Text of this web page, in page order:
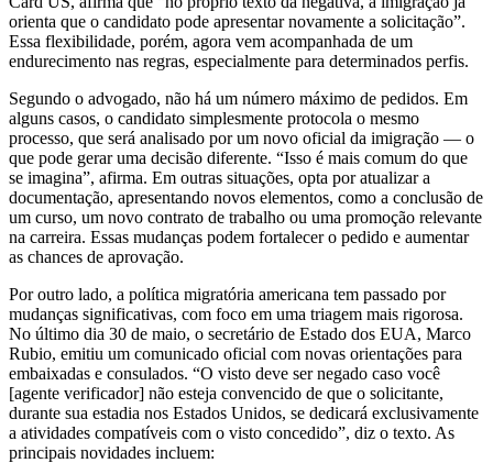
orienta que o candidato pode apresentar novamente a solicitação”.
Essa flexibilidade, porém, agora vem acompanhada de um
endurecimento nas regras, especialmente para determinados perfis.
Segundo o advogado, não há um número máximo de pedidos. Em
alguns casos, o candidato simplesmente protocola o mesmo
processo, que será analisado por um novo oficial da imigração — o
que pode gerar uma decisão diferente. “Isso é mais comum do que
se imagina”, afirma. Em outras situações, opta por atualizar a
documentação, apresentando novos elementos, como a conclusão de
um curso, um novo contrato de trabalho ou uma promoção relevante
na carreira. Essas mudanças podem fortalecer o pedido e aumentar
as chances de aprovação.
Por outro lado, a política migratória americana tem passado por
mudanças significativas, com foco em uma triagem mais rigorosa.
No último dia 30 de maio, o secretário de Estado dos EUA, Marco
Rubio, emitiu um comunicado oficial com novas orientações para
embaixadas e consulados. “O visto deve ser negado caso você
[agente verificador] não esteja convencido de que o solicitante,
durante sua estadia nos Estados Unidos, se dedicará exclusivamente
a atividades compatíveis com o visto concedido”, diz o texto. As
principais novidades incluem: